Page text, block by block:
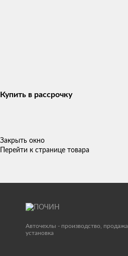
Купить в рассрочку
Закрыть окно
Перейти к странице товара
Авточехлы - производство, продажа,
установка